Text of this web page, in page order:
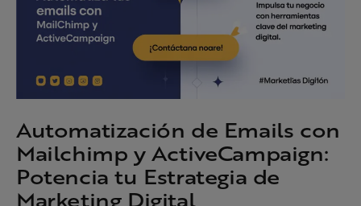
Automatización de Emails con
Mailchimp y ActiveCampaign:
Potencia tu Estrategia de
Marketing Digital